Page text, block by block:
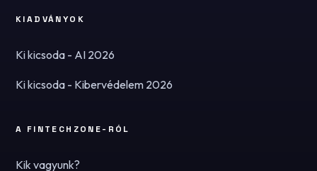
KIADVÁNYOK
Ki kicsoda - AI 2026
Ki kicsoda - Kibervédelem 2026
A FINTECHZONE-RÓL
Kik vagyunk?